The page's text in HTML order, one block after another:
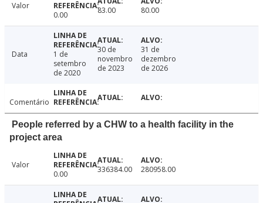
Valor
0.00
83.00 80.00
Data
1 de
setembro
de 2020
30 de
novembro
de 2023
31 de
dezembro
de 2026
Comentário
People referred by a CHW to a health facility in the
project area
Valor
0.00
336384.00 280958.00